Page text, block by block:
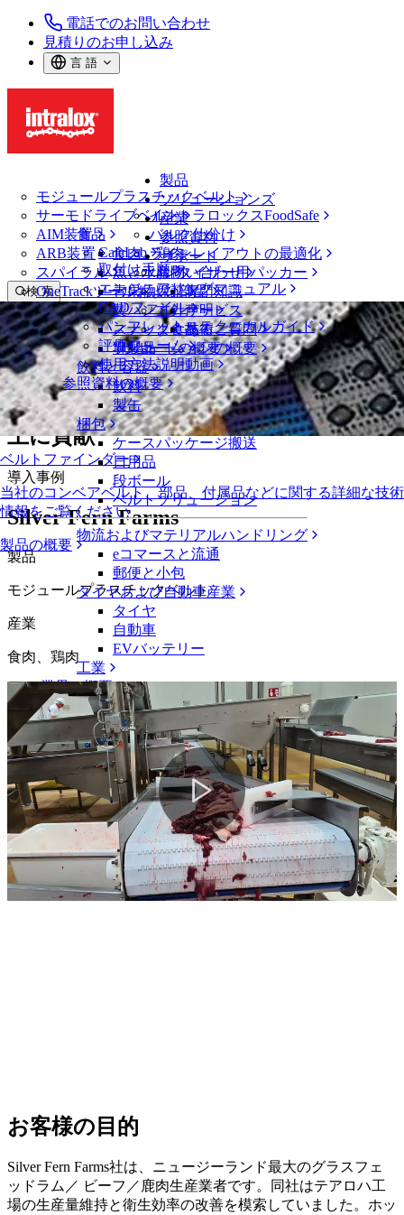
電話でのお問い合わせ
見積りのお申し込み
言 語
製品
モジュールプラスチックベルト
サーモドライブベルト
AIM装置
ARB装置
スパイラル
OneTrackツールおよび部品
ベルトファインダー
当社のコンベアベルト、部品、付属品などに関する詳細な技術
情報をご覧ください
製品の概要
ソリューションズ
イントラロックスFoodSafe
バルク仕分け
ラインレイアウトの最適化
パレタイザー用パッカー
専門知識
サービス
技術
ソリューションの概要
産業
食品
食肉、鶏肉
魚と水産物
青果物
製パン
スナック食品
乳製品
飲料と容器
飲料
製缶
梱包
ケースパッケージ搬送
日用品
段ボール
ベルトソリューション
物流およびマテリアルハンドリング
eコマースと流通
郵便と小包
タイヤおよび自動車産業
タイヤ
自動車
EVバッテリー
工業
業界の概要
参照資料
CalcLab
取付け手順
エンジニアリングマニュアル
CADファイル
パンフレット・テクニカルガイド
評価フォーム
使用方法説明動画
参照資料の概要
サポート
お問い合わせ
保証
方針声明
よくあるご質問
サポートの概要
検 索
メニューを開く
ニュース・メディア
イントラロックス HDE PKベルトが製
品の付着を防止生産量維持と安全性向
上に貢献
導入事例
Silver Fern Farms
製品
モジュールプラスチックベルト
産業
食肉、鶏肉
お客様の目的
Silver Fern Farms社は、ニュージーランド最大のグラスフェ
ッドラム／ ビーフ／鹿肉生産業者です。同社はテアロハ工
場の生産量維持と衛生効率の改善を模索していました。ホッ